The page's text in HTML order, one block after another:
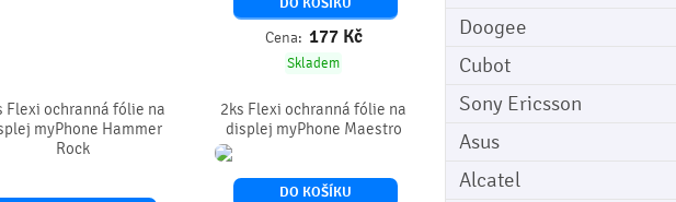
Doogee
Cubot
Sony Ericsson
Asus
Alcatel
Cena: 177 Kč
Skladem
Flexi ochranná fólie na
myPhone Hammer
Rock
2ks Flexi ochranná fólie na
displej myPhone Maestro
DO KOŠÍKU